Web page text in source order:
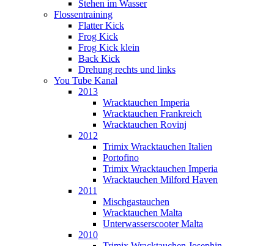
Stehen im Wasser
Flossentraining
Flatter Kick
Frog Kick
Frog Kick klein
Back Kick
Drehung rechts und links
You Tube Kanal
2013
Wracktauchen Imperia
Wracktauchen Frankreich
Wracktauchen Rovinj
2012
Trimix Wracktauchen Italien
Portofino
Trimix Wracktauchen Imperia
Wracktauchen Milford Haven
2011
Mischgastauchen
Wracktauchen Malta
Unterwasserscooter Malta
2010